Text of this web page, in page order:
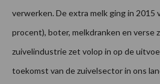
verwerken. De extra melk ging in 2015
procent), boter, melkdranken en verse
zuivelindustrie zet volop in op de
toekomst van de zuivelsector in ons